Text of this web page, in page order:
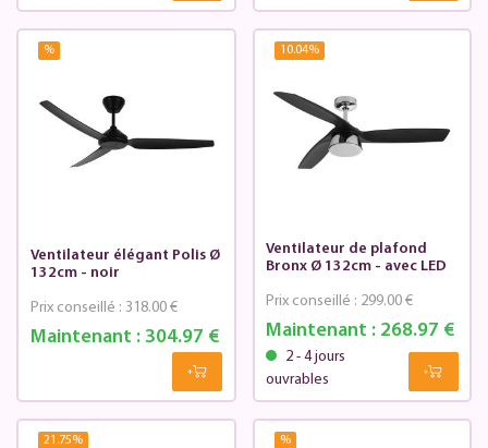
%
Ventilateur élégant Polis Ø
132cm - noir
Maintenant :304.97 €
Prix conseillé : 318.00 €
10.04%
Ventilateur de plafond
Bronx Ø 132cm - avec LED
Maintenant : 268.97 €
Prix conseillé : 299.00 €
2 - 4 jours
ouvrables
21.75% %